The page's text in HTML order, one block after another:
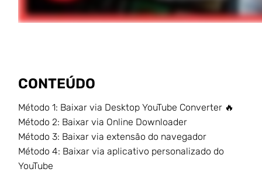
CONTEÚDO
Método 1: Baixar via Desktop YouTube Converter 🔥
Método 2: Baixar via Online Downloader
Método 3: Baixar via extensão do navegador
Método 4: Baixar via aplicativo personalizado do
YouTube